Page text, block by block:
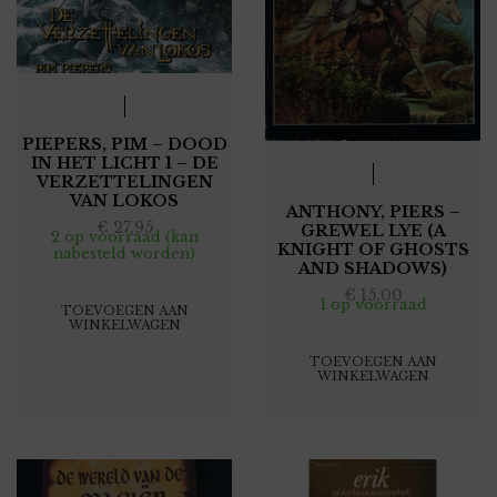
PIEPERS, PIM – DOOD
IN HET LICHT 1 – DE
VERZETTELINGEN
VAN LOKOS
€ 27,95
2 op voorraad (kan
nabesteld worden)
TOEVOEGEN AAN
WINKELWAGEN
ANTHONY, PIERS –
GREWEL LYE (A
KNIGHT OF GHOSTS
AND SHADOWS)
€ 15,00
1 op voorraad
TOEVOEGEN AAN
WINKELWAGEN